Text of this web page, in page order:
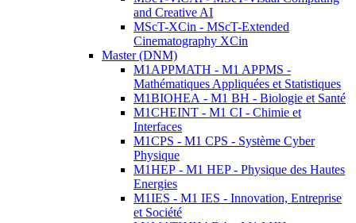
and Creative AI
MScT-XCin - MScT-Extended
Cinematography XCin
Master (DNM)
M1APPMATH - M1 APPMS -
Mathématiques Appliquées et Statistiques
M1BIOHEA - M1 BH - Biologie et Santé
M1CHEINT - M1 CI - Chimie et
Interfaces
M1CPS - M1 CPS - Système Cyber
Physique
M1HEP - M1 HEP - Physique des Hautes
Energies
M1IES - M1 IES - Innovation, Entreprise
et Société